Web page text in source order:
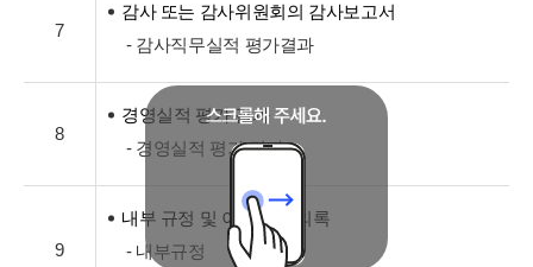
7
감사 또는 감사위원회의 감사보고서
- 감사직무실적 평가결과
8
경영실적 평가 결과
- 경영실적 평가 결과
9
내부 규정 및 이사회 회의록
- 내부규정